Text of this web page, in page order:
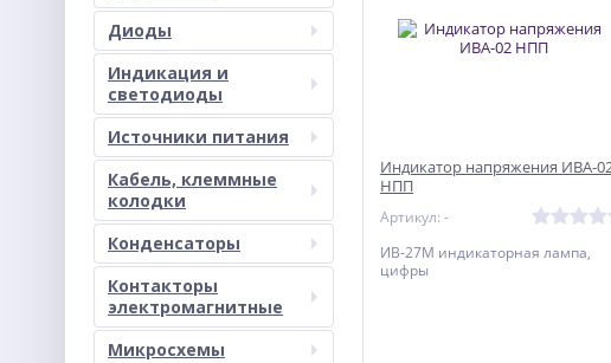
Диоды
Индикация и
светодиоды
Источники питания
Кабель, клеммные
колодки
Конденсаторы
Контакторы
электромагнитные
Микросхемы
Индикатор напряжения ИВА-
НПП
Артикул: -
ИВ-27М индикаторная лампа,
цифры